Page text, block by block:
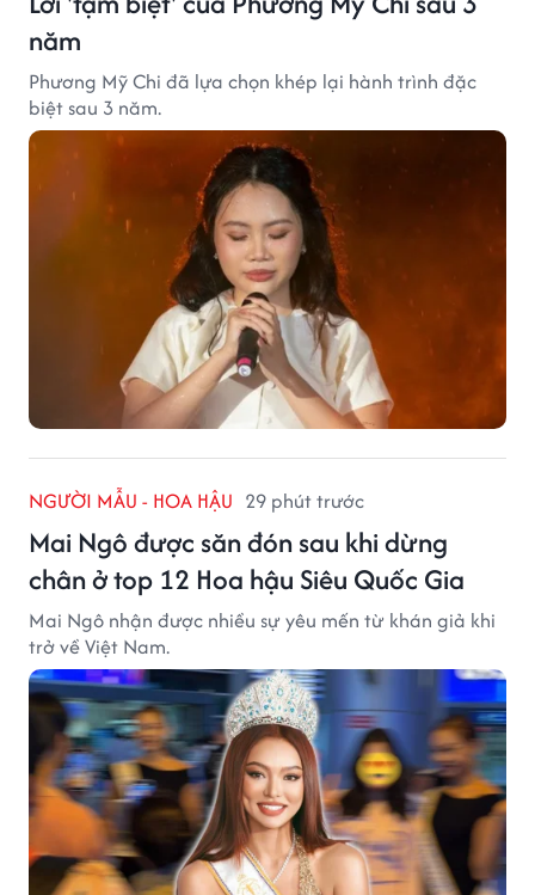
năm
Phương Mỹ Chi đã lựa chọn khép lại hành trình đặc
biệt sau 3 năm.
NGƯỜI MẪU - HOA HẬU 29 phút trước
Mai Ngô được săn đón sau khi dừng
chân ở top 12 Hoa hậu Siêu Quốc Gia
Mai Ngô nhận được nhiều sự yêu mến từ khán giả khi
trở về Việt Nam.